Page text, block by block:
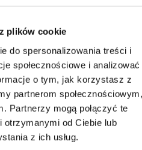
plików cookie
do spersonalizowania treści i
społecznościowe i analizować
o tym, jak korzystasz z
partnerom społecznościowym,
Partnerzy mogą połączyć te
otrzymanymi od Ciebie lub
z ich usług.